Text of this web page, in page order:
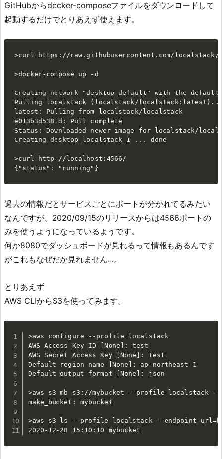
GitHubからdocker-composeファイルをダウンロードして
起動するだけでとりあえず使えます。
>curl https://raw.githubusercontent.com/localstack/
>docker-compose up -d
Creating network "desktop_default" with the
Pulling localstack (localstack/
latest: Pulling from localstack/localstack
e013b3d5381d: Pull complete
Status: Downloaded newer image for localstack/
Creating desktop_localstack_1 ... done
>curl http://localhost:4566/
{"status": "running"}
過去の情報だとサービスごとにポートが分かれてるみたい
なんですが、2020/09/15のリリースからは4566ポートの
みを使うようになっているようです。
何か8080でダッシュボードが見れるって情報もあるんです
がこれもなぜだか見れません…。
とりあえず
AWS CLIからS3を使ってみます。
>aws configure --profile localstack
AWS Access Key ID [None]: test
AWS Secret Access Key [None]: test
Default region name [None]: ap-northeast-1
Default output format [None]: json
>aws s3 mb s3://mybucket --profile localstack
make_bucket: mybucket
>aws s3 ls --profile localstack --endpoint-
2020-12-28 15:10:10 mybucket